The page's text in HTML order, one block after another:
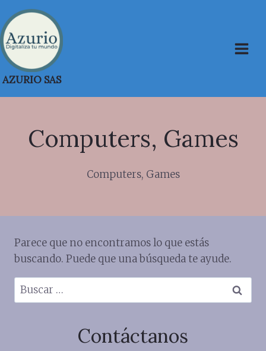
Saltar
al
contenido
AZURIO SAS
Computers, Games
Computers, Games
Parece que no encontramos lo que estás
buscando. Puede que una búsqueda te ayude.
Buscar:
Contáctanos